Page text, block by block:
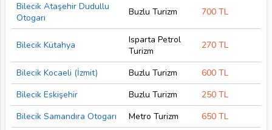
Bilecik Ataşehir Dudullu
Otogarı
Buzlu Turizm 700 TL
Bilecik Kütahya
Isparta Petrol
Turizm
270 TL
Bilecik Kocaeli (İzmit) Buzlu Turizm
600 TL
Bilecik Eskişehir
Buzlu Turizm
250 TL
Bilecik Samandıra Otogarı
Metro Turizm
650 TL